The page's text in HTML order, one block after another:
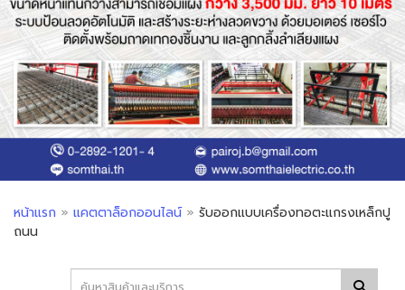
หน้าแรก » แคตตาล็อกออนไลน์ » รับออกแบบเครื่องทอตะแกรงเหล็กปู
ถนน